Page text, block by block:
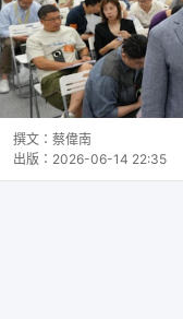
撰文： 蔡偉南
出版： 2026-06-14 22:35